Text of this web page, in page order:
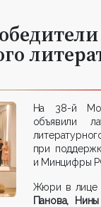
На 38-й
объявили
при
и Минцифры
Жюри в лице
Панова,